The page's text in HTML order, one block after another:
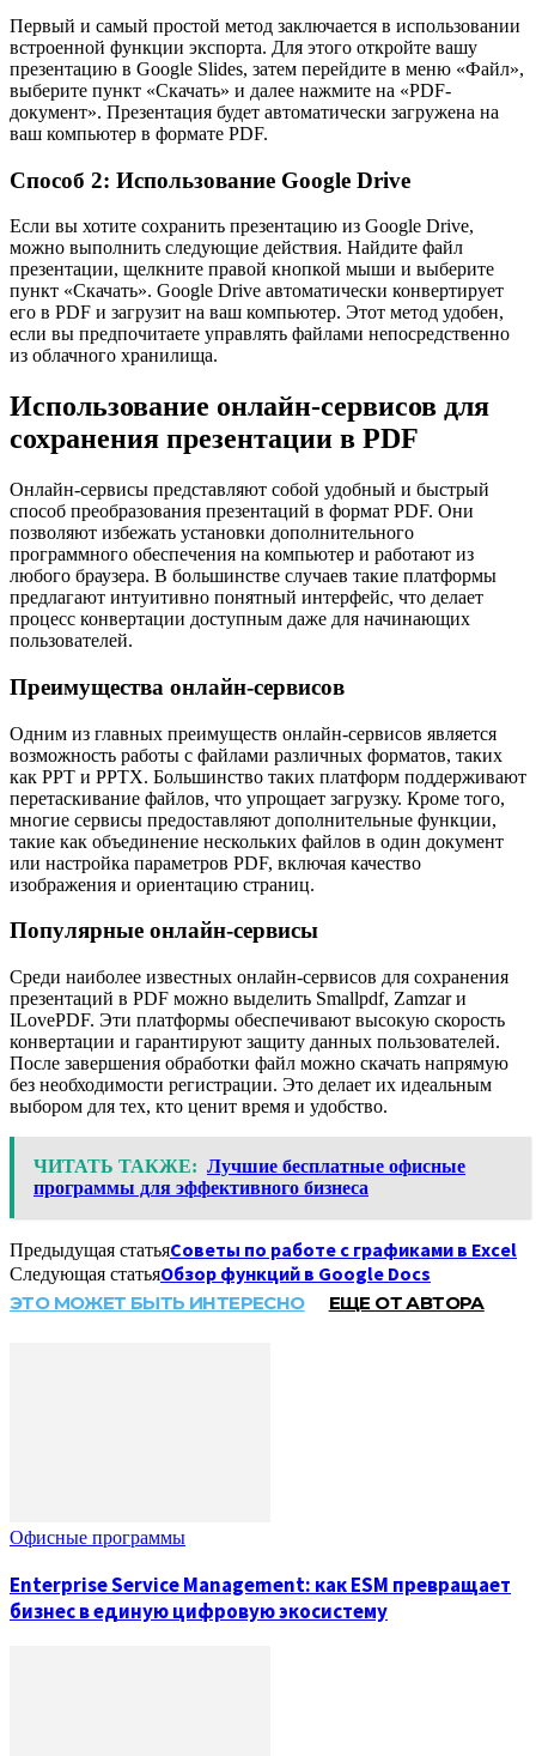
Первый и самый простой метод заключается в использовании
встроенной функции экспорта. Для этого откройте вашу
презентацию в Google Slides, затем перейдите в меню «Файл»,
выберите пункт «Скачать» и далее нажмите на «PDF-
документ». Презентация будет автоматически загружена на
ваш компьютер в формате PDF.
Способ 2: Использование Google Drive
Если вы хотите сохранить презентацию из Google Drive,
можно выполнить следующие действия. Найдите файл
презентации, щелкните правой кнопкой мыши и выберите
пункт «Скачать». Google Drive автоматически конвертирует
его в PDF и загрузит на ваш компьютер. Этот метод удобен,
если вы предпочитаете управлять файлами непосредственно
из облачного хранилища.
Использование онлайн-сервисов для
сохранения презентации в PDF
Онлайн-сервисы представляют собой удобный и быстрый
способ преобразования презентаций в формат PDF. Они
позволяют избежать установки дополнительного
программного обеспечения на компьютер и работают из
любого браузера. В большинстве случаев такие платформы
предлагают интуитивно понятный интерфейс, что делает
процесс конвертации доступным даже для начинающих
пользователей.
Преимущества онлайн-сервисов
Одним из главных преимуществ онлайн-сервисов является
возможность работы с файлами различных форматов, таких
как PPT и PPTX. Большинство таких платформ поддерживают
перетаскивание файлов, что упрощает загрузку. Кроме того,
многие сервисы предоставляют дополнительные функции,
такие как объединение нескольких файлов в один документ
или настройка параметров PDF, включая качество
изображения и ориентацию страниц.
Популярные онлайн-сервисы
Среди наиболее известных онлайн-сервисов для сохранения
презентаций в PDF можно выделить Smallpdf, Zamzar и
ILovePDF. Эти платформы обеспечивают высокую скорость
конвертации и гарантируют защиту данных пользователей.
После завершения обработки файл можно скачать напрямую
без необходимости регистрации. Это делает их идеальным
выбором для тех, кто ценит время и удобство.
ЧИТАТЬ ТАКЖЕ: Лучшие бесплатные офисные
программы для эффективного бизнеса
Предыдущая статьяСоветы по работе с графиками в Excel
Следующая статьяОбзор функций в Google Docs
ЭТО МОЖЕТ БЫТЬ ИНТЕРЕСНО ЕЩЕ ОТ АВТОРА
Офисные программы
Enterprise Service Management: как ESM превращает
бизнес в единую цифровую экосистему